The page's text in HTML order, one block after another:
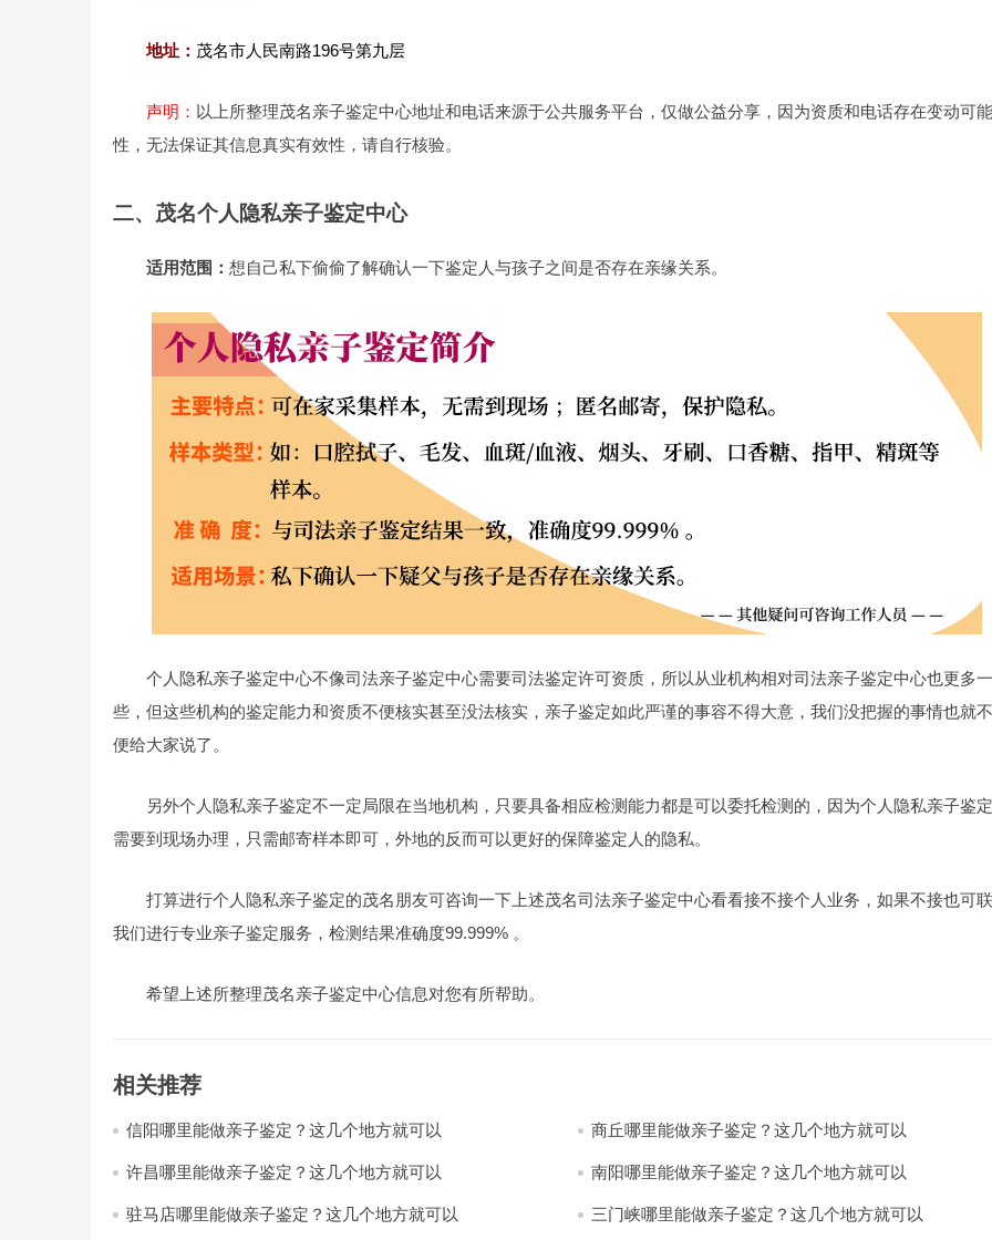
地址： 茂名市人民南路196号第九层
声明： 以上所整理茂名亲子鉴定中心地址和电话来源于公共服务平台，仅做公益分享，因为资质和电话存在变动可能
性，无法保证其信息真实有效性，请自行核验。
二、茂名个人隐私亲子鉴定中心
适用范围： 想自己私下偷偷了解确认一下鉴定人与孩子之间是否存在亲缘关系。
个人隐私亲子鉴定中心不像司法亲子鉴定中心需要司法鉴定许可资质，所以从业机构相对司法亲子鉴定中心也更多一
些，但这些机构的鉴定能力和资质不便核实甚至没法核实，亲子鉴定如此严谨的事容不得大意，我们没把握的事情也就
便给大家说了。
另外个人隐私亲子鉴定不一定局限在当地机构，只要具备相应检测能力都是可以委托检测的，因为个人隐私亲子鉴
需要到现场办理，只需邮寄样本即可，外地的反而可以更好的保障鉴定人的隐私。
打算进行个人隐私亲子鉴定的茂名朋友可咨询一下上述茂名司法亲子鉴定中心看看接不接个人业务，如果不接也可
我们进行专业亲子鉴定服务，检测结果准确度99.999% 。
希望上述所整理茂名亲子鉴定中心信息对您有所帮助。
相关推荐
信阳哪里能做亲子鉴定？这几个地方就可以 商丘哪里能做亲子鉴定？这几个地方就可以
许昌哪里能做亲子鉴定？这几个地方就可以 南阳哪里能做亲子鉴定？这几个地方就可以
驻马店哪里能做亲子鉴定？这几个地方就可以 三门峡哪里能做亲子鉴定？这几个地方就可以